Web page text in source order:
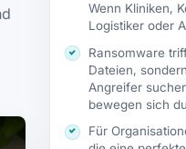
Wenn Kliniken,
Logistiker oder
Ransomware
Dateien,
Angreifer
bewegen sich
Für